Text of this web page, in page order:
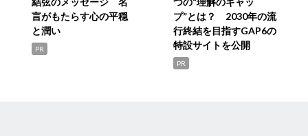
言がもたらす心の平穏
と潤い
PR
プ”とは？ 2030年の流
行終結を目指すGAP6の
特設サイトを公開
PR